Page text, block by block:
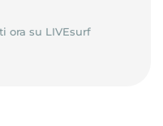
ora su LIVEsurf